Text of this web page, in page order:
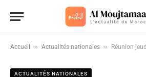
Accueil » Actualités nationales » Réunion
ACTUALITÉS NATIONALES